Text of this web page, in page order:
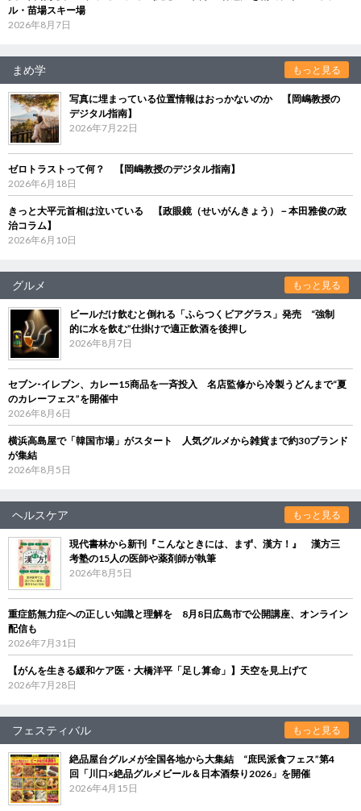
ル・苗場スキー場
2026年8月7日
まめ学 もっと見る
写真に埋まっている位置情報はおっかないのか 【岡嶋教授の
デジタル指南】
2026年7月22日
ゼロトラストって何？ 【岡嶋教授のデジタル指南】
2026年6月18日
きっと大平元首相は泣いている 【政眼鏡（せいがんきょう）－本田雅俊の政
治コラム】
2026年6月10日
グルメ もっと見る
ビールだけ飲むと倒れる「ふらつくビアグラス」発売 “強制
的に水を飲む”仕掛けで適正飲酒を後押し
2026年8月7日
セブン‐イレブン、カレー15商品を一斉投入 名店監修から冷製うどんまで“夏
のカレーフェス”を開催中
2026年8月6日
横浜高島屋で「韓国市場」がスタート 人気グルメから雑貨まで約30ブランド
が集結
2026年8月5日
ヘルスケア もっと見る
現代書林から新刊『こんなときには、まず、漢方！』 漢方三
考塾の15人の医師や薬剤師が執筆
2026年8月5日
重症筋無力症への正しい知識と理解を 8月8日広島市で公開講座、オンライン
配信も
2026年7月31日
【がんを生きる緩和ケア医・大橋洋平「足し算命」】天空を見上げて
2026年7月28日
フェスティバル もっと見る
絶品屋台グルメが全国各地から大集結 “庶民派食フェス”第4
回「川口×絶品グルメビール＆日本酒祭り2026」を開催
2026年4月15日